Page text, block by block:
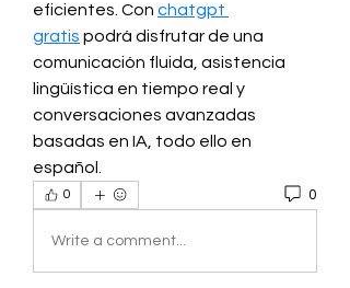
eficientes. Con chatgpt
gratis podrá disfrutar de una
comunicación fluida, asistencia
lingüística en tiempo real y
conversaciones avanzadas
basadas en IA, todo ello en
español.
0 0
Write a comment...